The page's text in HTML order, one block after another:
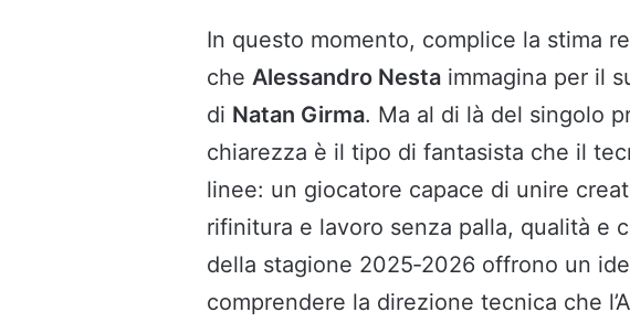
In questo momento, complice la stima
che Alessandro Nesta immagina per il
di Natan Girma. Ma al di là del singolo
chiarezza è il tipo di fantasista che il
linee: un giocatore capace di unire
rifinitura e lavoro senza palla, qualità e
della stagione 2025‑2026 offrono un
comprendere la direzione tecnica che